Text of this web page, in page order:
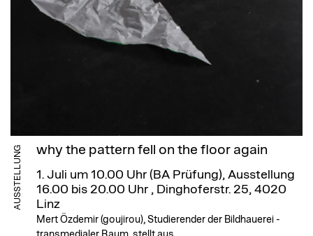
AUSSTELLUNG why the pattern fell on the floor again
1. Juli um 10.00 Uhr (BA Prüfung), Ausstellung
16.00 bis 20.00 Uhr , Dinghoferstr. 25, 4020
Linz
Mert Özdemir (goujirou), Studierender der Bildhauerei -